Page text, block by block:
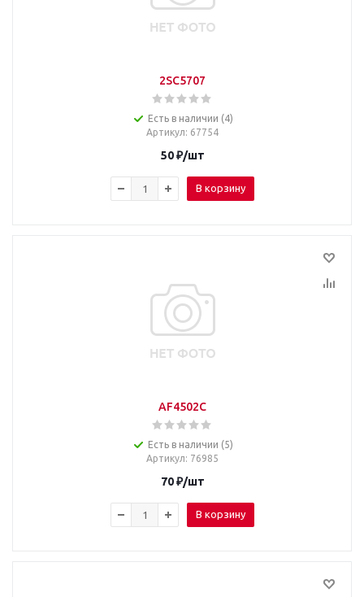
2SC5707
Есть в наличии (4)
Артикул: 67754
50₽/шт
В корзину
AF4502C
Есть в наличии (5)
Артикул: 76985
70₽/шт
В корзину